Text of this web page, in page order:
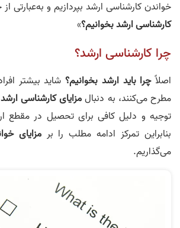
خواندن کارشناسی ارشد بپردازیم و به‌عبارتی
کارشناسی ارشد بخوانیم؟»
چرا کارشناسی ارشد؟
اصلاًچرا باید ارشد بخوانیم؟شاید بیشتر
مطرح می‌کنند، به دنبالمزایای کارشناسی ارشد
توجیه و دلیل کافی برای تحصیل در مقطع
بنابراین تمرکز ادامه مطلب را برمزایای
می‌گذاریم.